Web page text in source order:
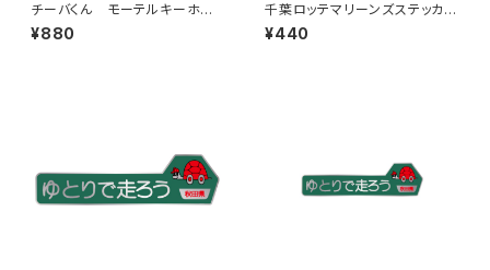
チーバくん モーテルキーホル
ダー design3
¥880
千葉ロッテマリーンズステッカー
6
¥440